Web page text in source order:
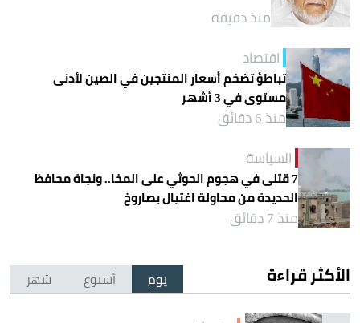
منذ دقيقة
اقتصاد
تباطؤ تضخم أسعار المنتجين في الصين لأدنى
مستوى في 3 أشهر
منذ 6 دقائق
السياسة
7 قتلى في هجوم الحوثي على المخا.. ونجاة محافظ
الحديدة من محاولة اغتيال بصاروخ
منذ 7 دقائق
الأكثر قراءة يوم أسبوع شهر